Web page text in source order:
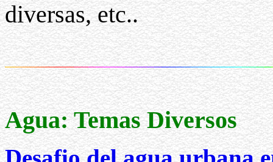
diversas, etc..
Agua: Temas Diversos